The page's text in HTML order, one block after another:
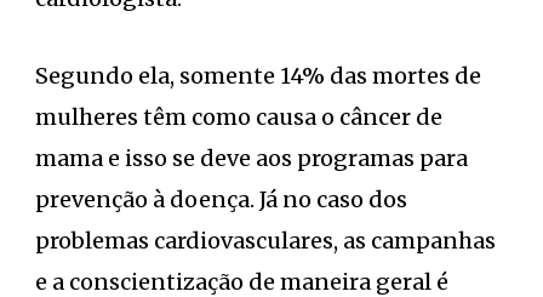
Segundo ela, somente 14% das mortes de
mulheres têm como causa o câncer de
mama e isso se deve aos programas para
prevenção à doença. Já no caso dos
problemas cardiovasculares, as campanhas
e a conscientização de maneira geral é